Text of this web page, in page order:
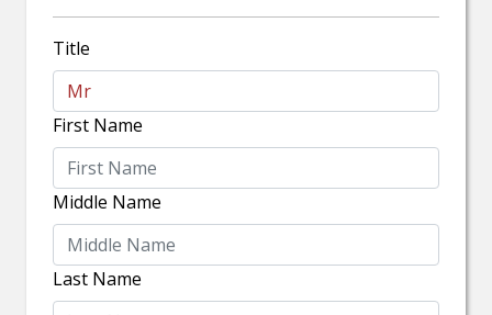
Title
First Name
Middle Name
Last Name